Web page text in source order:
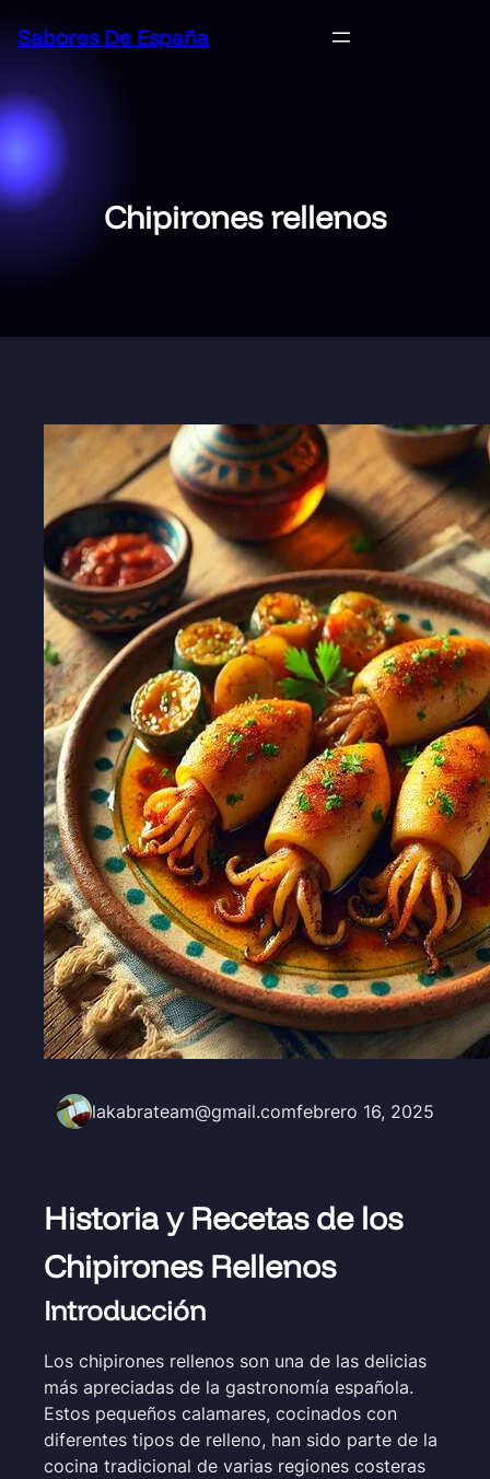
Sabores De España
Chipirones rellenos
lakabrateam@gmail.comfebrero 16, 2025
Historia y Recetas de los
Chipirones Rellenos
Introducción
Los chipirones rellenos son una de las delicias
más apreciadas de la gastronomía española.
Estos pequeños calamares, cocinados con
diferentes tipos de relleno, han sido parte de la
cocina tradicional de varias regiones costeras